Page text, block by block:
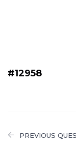
#12958
PREVIOUS